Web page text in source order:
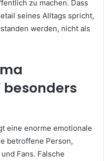
zu machen. Dass
seines Alltags spricht,
werden, nicht als
besonders
eine enorme emotionale
betroffene Person,
Fans. Falsche